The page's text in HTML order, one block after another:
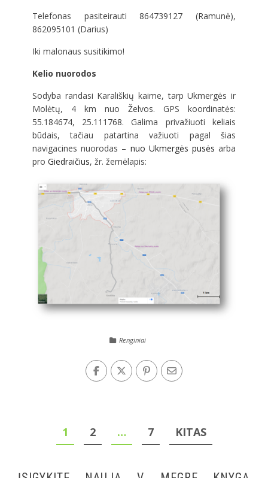
Telefonas pasiteirauti 864739127 (Ramunė),
862095101 (Darius)
Iki malonaus susitikimo!
Kelio nuorodos
Sodyba randasi Karališkių kaime, tarp Ukmergės ir
Molėtų, 4 km nuo Želvos. GPS koordinatės:
55.184674, 25.111768. Galima privažiuoti keliais
būdais, tačiau patartina važiuoti pagal šias
navigacines nuorodas – nuo Ukmergės pusės arba
pro Giedraičius, žr. žemėlapis:
Renginiai
puslapiavimas
1 2 … 7 KITAS